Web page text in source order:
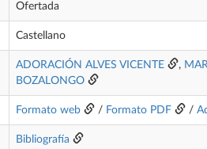
Ofertada
Castellano
ADORACIÓN ALVES VICENTE ,
BOZALONGO
Formato web / Formato PDF /
Bibliografía